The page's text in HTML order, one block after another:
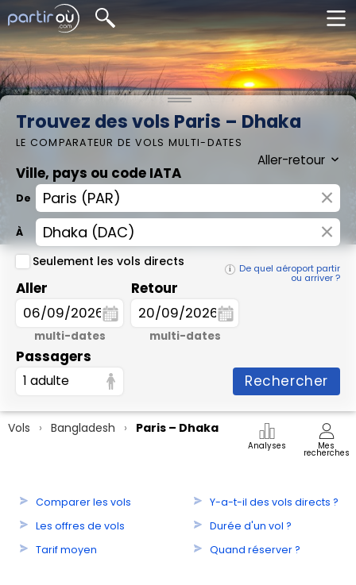
Trouvez des vols Paris – Dhaka
LE COMPARATEUR DE VOLS MULTI-DATES
Ville, pays ou code IATA
De ×
À ×
De quel aéroport partir
ou arriver ?
Seulement les vols directs
Aller
multi-dates
Retour
multi-dates
Passagers
1 adulte Rechercher
Vols Bangladesh Paris – Dhaka
Analyses Mes
recherches
Comparer les vols
Les offres de vols
Tarif moyen
Y-a-t-il des vols directs ?
Durée d'un vol ?
Quand réserver ?